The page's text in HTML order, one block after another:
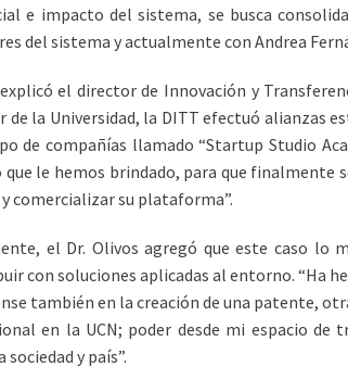
e impacto del sistema, se busca
del sistema y actualmente con Andrea
el director de Innovación y
de la Universidad, la DITT efectuó alianzas
de compañías llamado “Startup Studio
le hemos brindado, para que finalmente
comercializar su plataforma”.
el Dr. Olivos agregó que este caso lo
con soluciones aplicadas al entorno. “Ha
también en la creación de una patente,
en la UCN; poder desde mi espacio
sociedad y país”.